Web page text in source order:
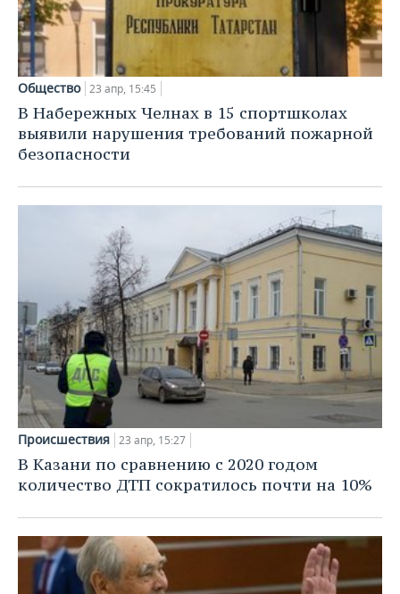
Общество 23 апр, 15:45
В Набережных Челнах в 15 спортшколах
выявили нарушения требований пожарной
безопасности
Происшествия 23 апр, 15:27
В Казани по сравнению с 2020 годом
количество ДТП сократилось почти на 10%